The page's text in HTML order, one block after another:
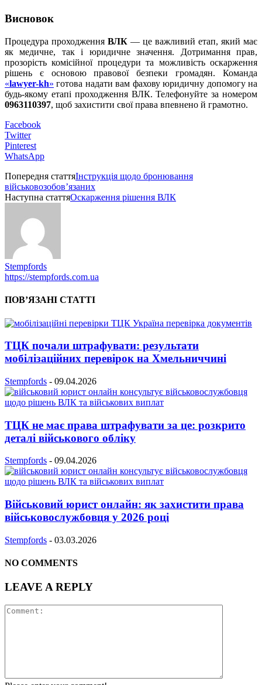
Висновок
Процедура проходження ВЛК — це важливий етап, який має
як медичне, так і юридичне значення. Дотримання прав,
прозорість комісійної процедури та можливість оскарження
рішень є основою правової безпеки громадян. Команда
«lawyer-kh» готова надати вам фахову юридичну допомогу на
будь-якому етапі проходження ВЛК. Телефонуйте за номером
0963110397, щоб захистити свої права впевнено й грамотно.
Facebook
Twitter
Pinterest
WhatsApp
Попередня статтяІнструкція щодо бронювання
військовозобов’язаних
Наступна статтяОскарження рішення ВЛК
Stempfords
https://stempfords.com.ua
ПОВ’ЯЗАНІ СТАТТІ
ТЦК почали штрафувати: результати
мобілізаційних перевірок на Хмельниччині
Stempfords - 09.04.2026
ТЦК не має права штрафувати за це: розкрито
деталі військового обліку
Stempfords - 09.04.2026
Військовий юрист онлайн: як захистити права
військовослужбовця у 2026 році
Stempfords - 03.03.2026
NO COMMENTS
LEAVE A REPLY